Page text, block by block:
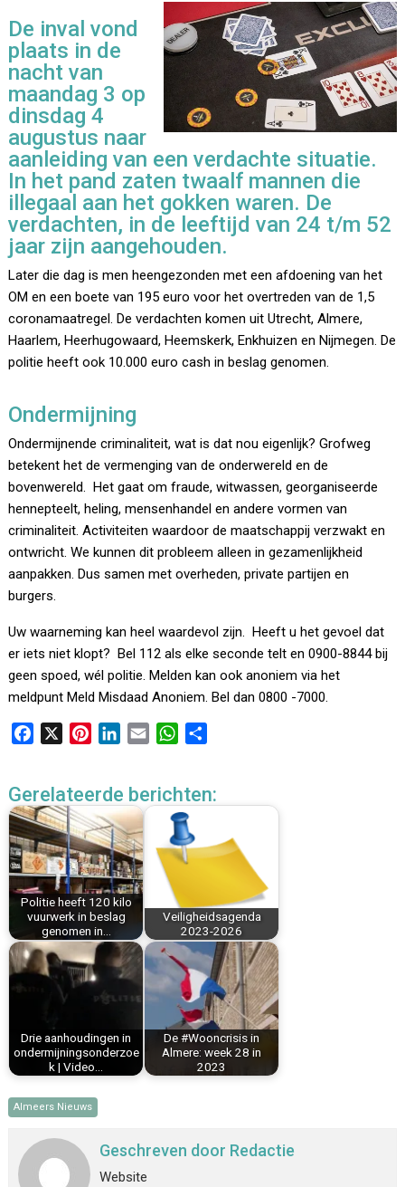
De inval vond
plaats in de
nacht van
maandag 3 op
dinsdag 4
augustus naar
aanleiding van een verdachte situatie.
In het pand zaten twaalf mannen die
illegaal aan het gokken waren. De
verdachten, in de leeftijd van 24 t/m 52
jaar zijn aangehouden.
Later die dag is men heengezonden met een afdoening van het
OM en een boete van 195 euro voor het overtreden van de 1,5
coronamaatregel. De verdachten komen uit Utrecht, Almere,
Haarlem, Heerhugowaard, Heemskerk, Enkhuizen en Nijmegen. De
politie heeft ook 10.000 euro cash in beslag genomen.
Ondermijning
Ondermijnende criminaliteit, wat is dat nou eigenlijk? Grofweg
betekent het de vermenging van de onderwereld en de
bovenwereld. Het gaat om fraude, witwassen, georganiseerde
hennepteelt, heling, mensenhandel en andere vormen van
criminaliteit. Activiteiten waardoor de maatschappij verzwakt en
ontwricht. We kunnen dit probleem alleen in gezamenlijkheid
aanpakken. Dus samen met overheden, private partijen en
burgers.
Uw waarneming kan heel waardevol zijn. Heeft u het gevoel dat
er iets niet klopt? Bel 112 als elke seconde telt en 0900-8844 bij
geen spoed, wél politie. Melden kan ook anoniem via het
meldpunt Meld Misdaad Anoniem. Bel dan 0800 -7000.
e
b
o
o
k
t
e
r
e
s
t
k
e
d
I
n
i
W
t
s
A
p
e
Gerelateerde berichten:
Politie heeft 120 kilo
vuurwerk in beslag
genomen in…
Veiligheidsagenda
2023-2026
Drie aanhoudingen in
ondermijningsonderzoe
k | Video…
De #Wooncrisis in
Almere: week 28 in
2023
Almeers Nieuws
Geschreven door Redactie
Website